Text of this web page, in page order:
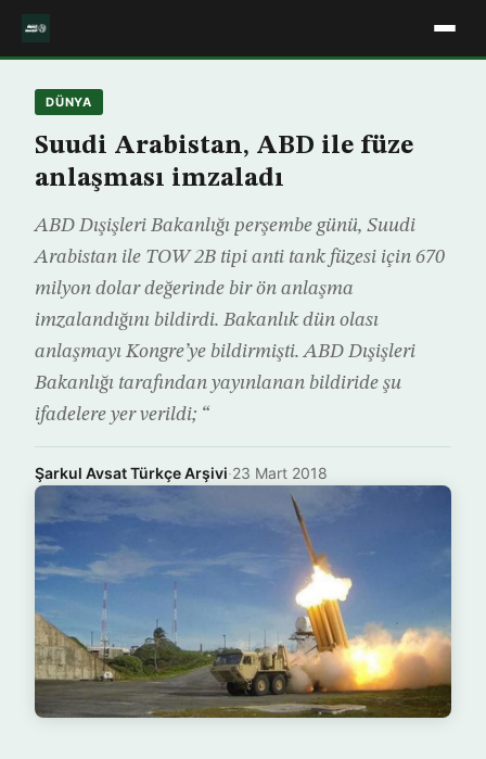
DÜNYA
Suudi Arabistan, ABD ile füze
anlaşması imzaladı
ABD Dışişleri Bakanlığı perşembe günü, Suudi
Arabistan ile TOW 2B tipi anti tank füzesi için 670
milyon dolar değerinde bir ön anlaşma
imzalandığını bildirdi. Bakanlık dün olası
anlaşmayı Kongre’ye bildirmişti. ABD Dışişleri
Bakanlığı tarafından yayınlanan bildiride şu
ifadelere yer verildi; “
Şarkul Avsat Türkçe Arşivi·23 Mart 2018